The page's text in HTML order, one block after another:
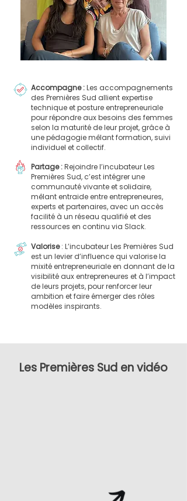
Accompagne :Les accompagnements
des Premières Sud allient expertise
technique et posture entrepreneuriale
pour répondre aux besoins des femmes
selon la maturité de leur projet, grâce à
une pédagogie mêlant formation, suivi
individuel et collectif.
Partage :Rejoindre l’incubateur Les
Premières Sud, c’est intégrer une
communauté vivante et solidaire,
mêlant entraide entre entrepreneures,
experts et partenaires, avec un accès
facilité à un réseau qualifié et des
ressources en continu via Slack.
Valorise: L’incubateur Les Premières Sud
est un levier d’influence qui valorise la
mixité entrepreneuriale en donnant de la
visibilité aux entrepreneures et à l’impact
de leurs projets, pour renforcer leur
ambition et faire émerger des rôles
modèles inspirants.
Les Premières Sud en vidéo